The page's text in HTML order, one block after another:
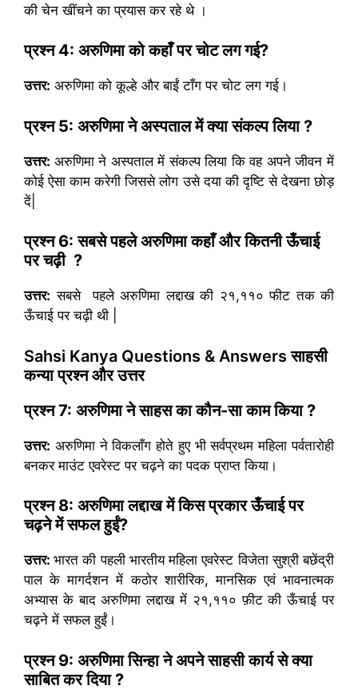
की चेन खींचने का प्रयास कर रहे थे ।
प्रश्न4: अरुणिमा को कहाँ पर चोट लग गई?
उत्तर: अरुणिमा को कूल्हे और बाईं टाँग पर चोट लग गई।
प्रश्न5: अरुणिमा ने अस्पताल में क्या संकल्प लिया ?
उत्तर: अरुणिमा ने अस्पताल में संकल्प लिया कि वह अपने जीवन में
कोई ऐसा काम करेगी जिससे लोग उसे दया की दृष्टि से देखना छोड़
दें|
प्रश्न6:सबसे पहले अरुणिमा कहाँ और कितनी ऊँचाई
पर चढ़ी?
उत्तर: सबसे पहले अरुणिमा लद्दाख की २१,११० फीट तक की
ऊँचाई पर चढ़ी थी |
Sahsi Kanya Questions & Answersसाहसी
कन्या प्रश्न और उत्तर
प्रश्न7: अरुणिमा ने साहस का कौन-सा काम किया ?
उत्तर: अरुणिमा ने विकलाँग होते हुए भी सर्वप्रथम महिला पर्वतारोही
बनकर माउंट एवरेस्ट पर चढ़ने का पदक प्राप्त किया।
प्रश्न8: अरुणिमा लद्दाख में किस प्रकार ऊँचाई पर
चढ़ने में सफल हुईं?
उत्तर: भारत की पहली भारतीय महिला एवरेस्ट विजेता सुश्री बछेंद्री
पाल के मागर्दशन में कठोर शारीरिक, मानसिक एवं भावनात्मक
अभ्यास के बाद अरुणिमा लद्दाख में २१,११० फ़ीट की ऊँचाई पर
चढ़ने में सफल हुईं।
प्रश्न9: अरुणिमा सिन्हा ने अपने साहसी कार्य से क्या
साबित कर दिया ?